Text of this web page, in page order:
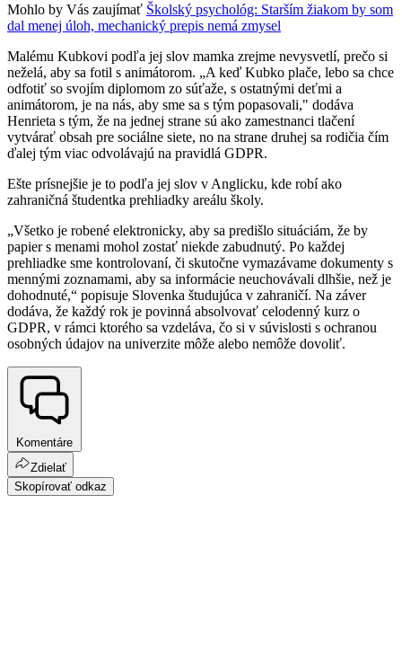
Mohlo by Vás zaujímať Školský psychológ: Starším žiakom by som
dal menej úloh, mechanický prepis nemá zmysel
Malému Kubkovi podľa jej slov mamka zrejme nevysvetlí, prečo si
neželá, aby sa fotil s animátorom. „A keď Kubko plače, lebo sa chce
odfotiť so svojím diplomom zo súťaže, s ostatnými deťmi a
animátorom, je na nás, aby sme sa s tým popasovali," dodáva
Henrieta s tým, že na jednej strane sú ako zamestnanci tlačení
vytvárať obsah pre sociálne siete, no na strane druhej sa rodičia čím
ďalej tým viac odvolávajú na pravidlá GDPR.
Ešte prísnejšie je to podľa jej slov v Anglicku, kde robí ako
zahraničná študentka prehliadky areálu školy.
„Všetko je robené elektronicky, aby sa predišlo situáciám, že by
papier s menami mohol zostať niekde zabudnutý. Po každej
prehliadke sme kontrolovaní, či skutočne vymazávame dokumenty s
mennými zoznamami, aby sa informácie neuchovávali dlhšie, než je
dohodnuté,“ popisuje Slovenka študujúca v zahraničí. Na záver
dodáva, že každý rok je povinná absolvovať celodenný kurz o
GDPR, v rámci ktorého sa vzdeláva, čo si v súvislosti s ochranou
osobných údajov na univerzite môže alebo nemôže dovoliť.
Komentáre
Zdielať
Skopírovať odkaz